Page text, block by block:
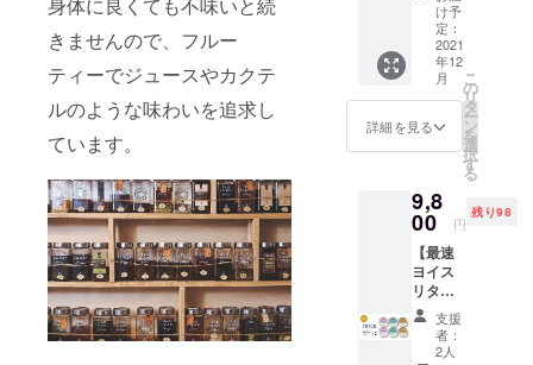
きませんので、フルー
ティーでジュースやカクテ
ルのような味わいを追求し
ています。
未満の
方、妊
娠中・
授乳中
の方、
車・バ
イク・
転され
る予定
のある
方、ア
ルコー
ルに弱
い方な
どは購
入・喫
定して
おりま
す。 ※
製造状
況によ
時期が
遅れる
ご連絡
致しま
す。 ※
本製品
にはア
ルコー
ルが含
まれて
いるた
男山-
（Alc
3.5%）
1個 ・
日本酒
アイス-
柚子-
本酒ア
イス
（Alc
3.5%）
：日本
酒の旨
味たっ
ぷり
の、オ
2個 ・
YOICE
グッド
スリー
プ・
コー
ヒー 2
※『Orie
Herbs
創作料
理と
ハーブ
酒 Trad
Gras』
で使え
るお食
事券
YOICE
（ヨイ
ス）3種
6個セッ
ト × 2
（合
計：12
個） ・
YOICE
ティー
・ハー
ブ
ティー
4個 ・
YOICE
エナ
ジー・
ハーブ
け予
定：
2021
年12
月
詳細を見る
こ
の
リ
タ
ー
ン
を
選
択
す
る
9,8
00 円
残り98
【最速
ヨイス
リター
ン】限
定100
セット
支援
者：
2人